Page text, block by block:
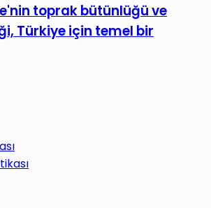
toprak bütünlüğü ve
Türkiye için temel bir